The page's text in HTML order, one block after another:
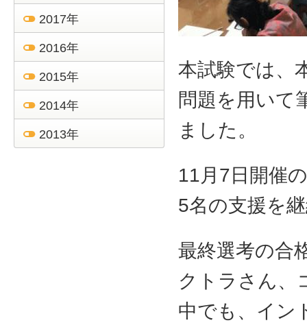
本試験では、
問題を用いて
ました。
11月7日開催
5名の支援を
最終選考の合
クトラさん、
中でも、イン
2017年
2016年
2015年
2014年
2013年